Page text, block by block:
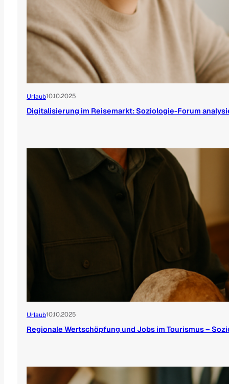
Urlaub10.10.2025
Digitalisierung im Reisemarkt: Soziologie-Forum
Urlaub10.10.2025
Regionale Wertschöpfung und Jobs im Tourismus –